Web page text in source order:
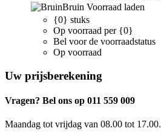
Bruin Voorraad laden
{0} stuks
Op voorraad per {0}
Bel voor de voorraadstatus
Op voorraad
Uw prijsberekening
Vragen? Bel ons op 011 559 009
Maandag tot vrijdag van 08.00 tot 17.00.